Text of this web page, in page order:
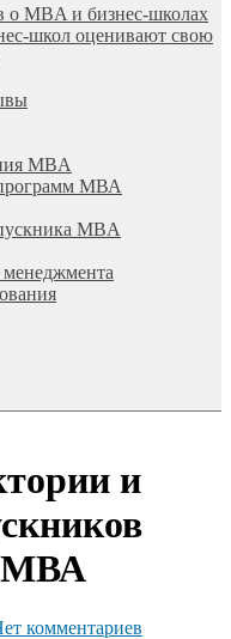
MBA и бизнес-школах
школ оценивают свою
MBA
МВА
MBA
и
МВА
комментариев